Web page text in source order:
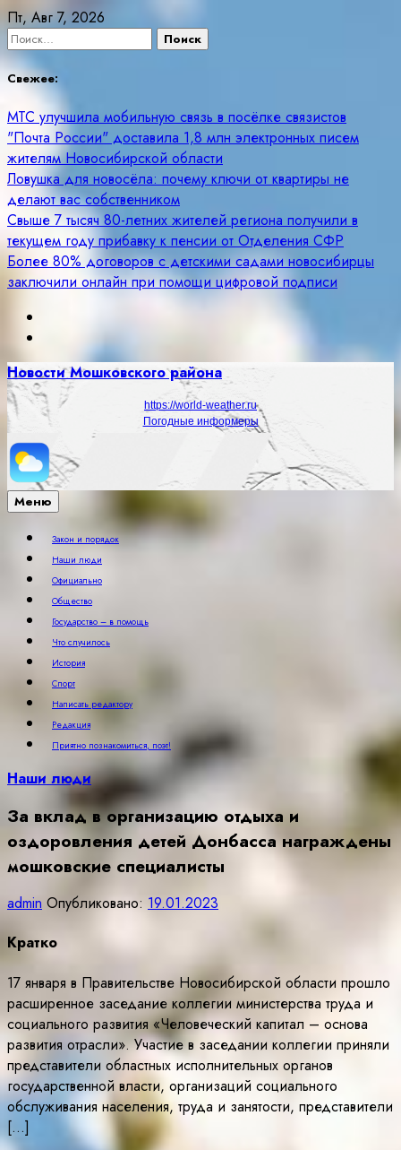
Skip
to
content
Пт, Авг 7, 2026
Найти:
Свежее:
МТС улучшила мобильную связь в посёлке связистов
"Почта России" доставила 1,8 млн электронных писем
жителям Новосибирской области
Ловушка для новосёла: почему ключи от квартиры не
делают вас собственником
Свыше 7 тысяч 80-летних жителей региона получили в
текущем году прибавку к пенсии от Отделения СФР
Более 80% договоров с детскими садами новосибирцы
заключили онлайн при помощи цифровой подписи
Новости Мошковского района
https://world-weather.ru
Погодные информеры
Меню
Закон и порядок
Наши люди
Официально
Общество
Государство – в помощь
Что случилось
История
Спорт
Написать редактору
Редакция
Приятно познакомиться, поэт!
Наши люди
За вклад в организацию отдыха и
оздоровления детей Донбасса награждены
мошковские специалисты
admin Опубликовано: 19.01.2023
Кратко
17 января в Правительстве Новосибирской области прошло
расширенное заседание коллегии министерства труда и
социального развития «Человеческий капитал – основа
развития отрасли». Участие в заседании коллегии приняли
представители областных исполнительных органов
государственной власти, организаций социального
обслуживания населения, труда и занятости, представители
[…]